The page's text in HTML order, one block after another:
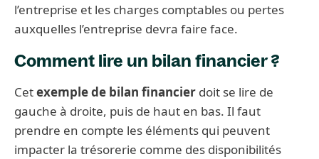
l’entreprise et les charges comptables ou pertes
auxquelles l’entreprise devra faire face.
Comment lire un bilan financier ?
Cetexemple de bilan financier doit se lire de
gauche à droite, puis de haut en bas. Il faut
prendre en compte les éléments qui peuvent
impacter la trésorerie comme des disponibilités